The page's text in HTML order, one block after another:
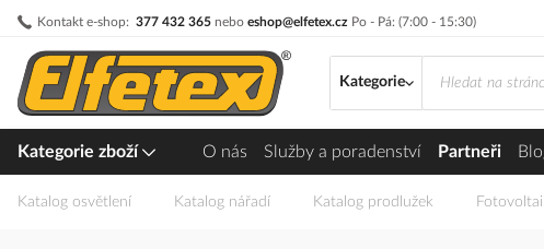
Kontakt e-shop: 377 432 365 nebo eshop@elfetex.cz Po - Pá: (7:00 - 15:30)
Přejít
obsah
Kategorie
Kategorie zboží O nás Služby a poradenství Partneři
Katalog osvětlení Katalog nářadí Katalog prodlužek